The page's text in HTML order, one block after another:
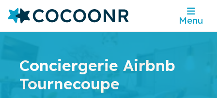
Menu
Conciergerie Airbnb
Tournecoupe